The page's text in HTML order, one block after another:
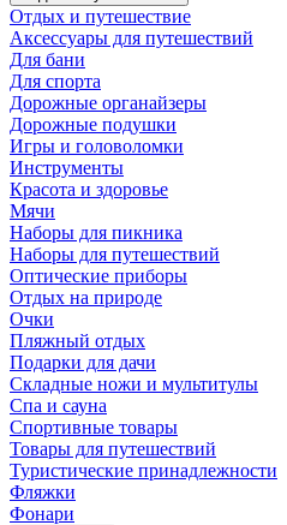
Отдых и путешествие
Аксессуары для путешествий
Для бани
Для спорта
Дорожные органайзеры
Дорожные подушки
Игры и головоломки
Инструменты
Красота и здоровье
Мячи
Наборы для пикника
Наборы для путешествий
Оптические приборы
Отдых на природе
Очки
Пляжный отдых
Подарки для дачи
Складные ножи и мультитулы
Спа и сауна
Спортивные товары
Товары для путешествий
Туристические принадлежности
Фляжки
Фонари